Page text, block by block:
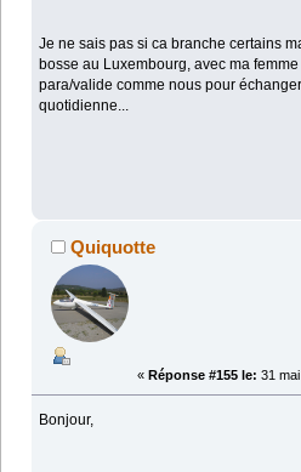
Je ne sais pas si ca branche certains
bosse au Luxembourg, avec ma
para/valide comme nous pour
quotidienne...
Quiquotte
« Réponse #155 le: 31
Bonjour,